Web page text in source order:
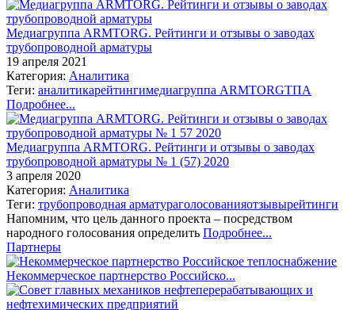
Медиагруппа ARMTORG. Рейтинги и отзывы о заводах
трубопроводной арматуры
19 апреля 2021
Категория: Аналитика
Теги: аналитикарейтингимедиагруппа ARMTORGТПА
Подробнее...
Медиагруппа ARMTORG. Рейтинги и отзывы о заводах
трубопроводной арматуры № 1 (57) 2020
3 апреля 2020
Категория: Аналитика
Теги: трубопроводная арматураголосованияотзывырейтинги
Напомним, что цель данного проекта – посредством
народного голосования определить Подробнее...
Партнеры
Некоммерческое партнерство Российско...